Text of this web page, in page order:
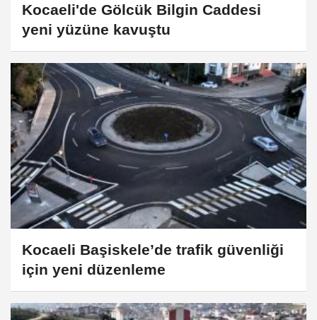
Kocaeli'de Gölcük Bilgin Caddesi
yeni yüzüne kavuştu
Kocaeli Başiskele’de trafik güvenliği
için yeni düzenleme